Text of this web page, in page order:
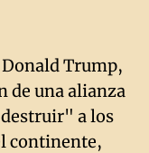
Trump,
de una alianza
a los
continente,